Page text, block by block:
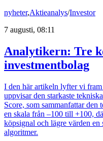
nyheter,Aktieanalys/Investor
7 augusti, 08:11
Analytikern: Tre
investmentbolag
I den här artikeln lyfter vi
uppvisar den starkaste
Score, som sammanfattar den
en skala från –100 till +100,
köpsignal och lägre värden en
algoritmer.